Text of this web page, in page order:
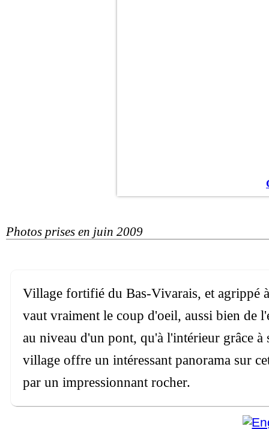
Photos prises en juin 2009
Village fortifié du Bas-Vivarais, et agrippé
vaut vraiment le coup d'oeil, aussi bien de
au niveau d'un pont, qu'à l'intérieur grâce à
village offre un intéressant panorama sur
par un impressionnant rocher.